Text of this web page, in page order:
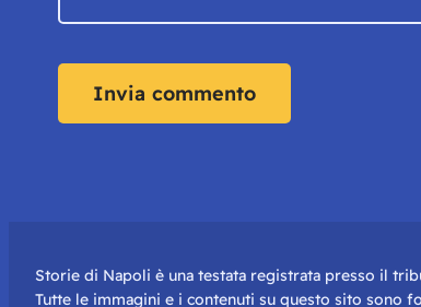
Storie di Napoli è una testata registrata presso il
Tutte le immagini e i contenuti su questo sito sono